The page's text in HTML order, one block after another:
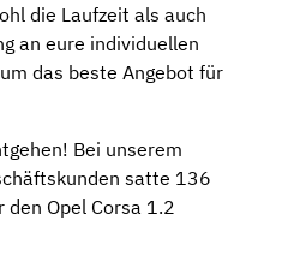
die Laufzeit als auch
an eure individuellen
das beste Angebot für
Bei unserem
satte 136
Opel Corsa 1.2